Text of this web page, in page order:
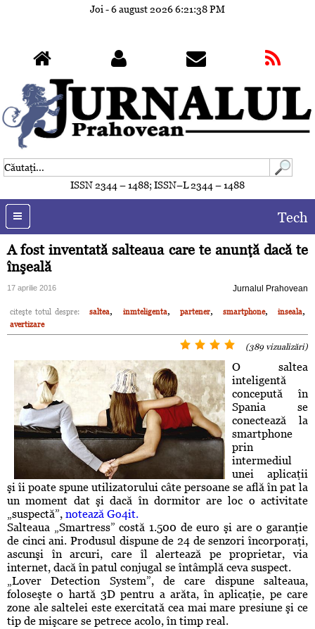
Joi - 6 august 20266:21:40 PM
ISSN 2344 – 1488; ISSN–L 2344 – 1488
Tech
A fost inventată salteaua care te anunţă dacă te
înşeală
17 aprilie 2016 Jurnalul Prahovean
citeşte totul despre: saltea, inmteligenta, partener, smartphone, inseala,
avertizare
(389 vizualizări)
O saltea
inteligentă
concepută în
Spania se
conectează la
smartphone
prin
intermediul
unei aplicaţii
şi îi poate spune utilizatorului câte persoane se află în pat la
un moment dat şi dacă în dormitor are loc o activitate
„suspectă”, notează Go4it.
Salteaua „Smartress” costă 1.500 de euro şi are o garanţie
de cinci ani. Produsul dispune de 24 de senzori încorporaţi,
ascunşi în arcuri, care îl alertează pe proprietar, via
internet, dacă în patul conjugal se întâmplă ceva suspect.
„Lover Detection System”, de care dispune salteaua,
foloseşte o hartă 3D pentru a arăta, în aplicaţie, pe care
zone ale saltelei este exercitată cea mai mare presiune şi ce
tip de mişcare se petrece acolo, în timp real.